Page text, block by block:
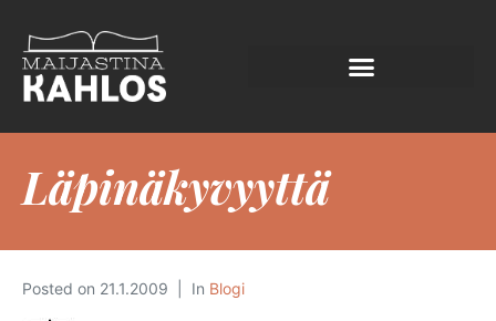
Läpinäkyvyyttä
Posted on 21.1.2009 In Blogi